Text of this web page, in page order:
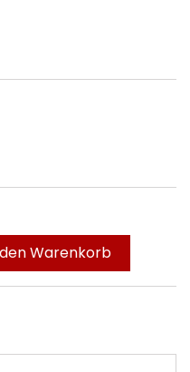
Warenkorb